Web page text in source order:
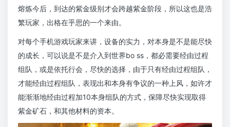
熔炼今后，到达的紫金级别才会跨越紫金阶段，所以这也是浩
繁玩家，出格在乎思的一个来由。
对每个手机游戏玩家来讲，设备的实力，对本身是不是能尽快
的成长，可以说是不是介入到世界bo ss，都必需要经由过程
组队，或是依托行会，尽快的选择，由于只有经由过程组队，
才能经由过程组队，表现出和本身有争议的一种上风，如许才
能渐渐地经由过程加10本身组队的方式，保障尽快实现取得
紫金矿石，和其他材料的资本。